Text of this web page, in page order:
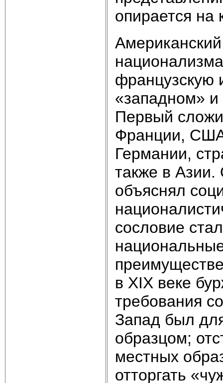
опирается на
французскую
«западном»
Первый
Франции,
Германии,
также в
объяснял
сословие
в XIX веке
требования
Запад был
образцом;
местных
отторгать